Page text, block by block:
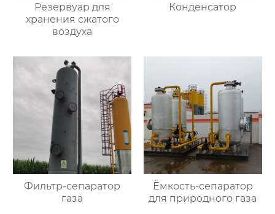
Резервуар для
хранения сжатого
воздуха
Конденсатор
Фильтр-сепаратор
газа
Ёмкость-сепаратор
для природного газа